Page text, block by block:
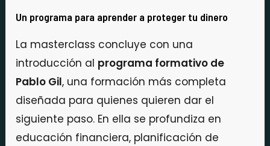
Un programa para aprender a proteger tu dinero
La masterclass concluye con una
introducción al programa formativo de
Pablo Gil, una formación más completa
diseñada para quienes quieren dar el
siguiente paso. En ella se profundiza en
educación financiera, planificación de